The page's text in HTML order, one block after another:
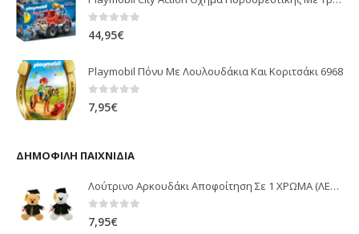
0 out of 5
44,95€
Playmobil Πόνυ Με Λουλουδάκια Και Κοριτσάκι 6968
0out of 5
7,95€
ΔΗΜΟΦΙΛΉ ΠΑΙΧΝΊΔΙΑ
Λούτρινο Αρκουδάκι Αποφοίτηση Σε 1 ΧΡΩΜΑ (ΛΕΥΚΟ)25Εκ 1850
0out of 5
7,95€